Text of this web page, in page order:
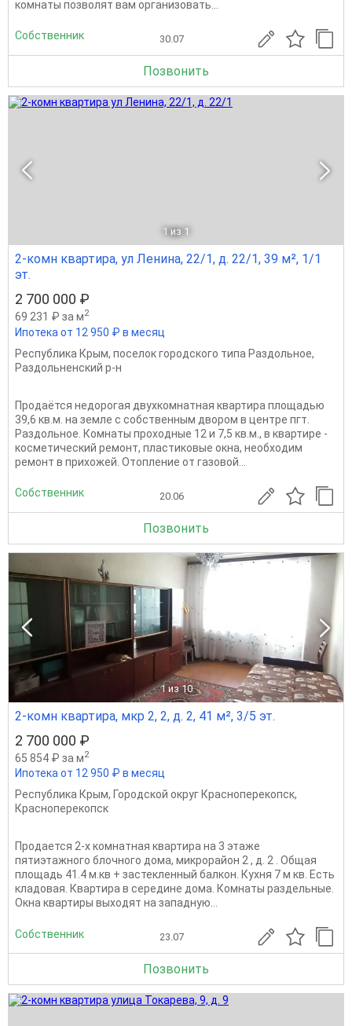
комнаты позволят вам организовать...
Собственник 30.07
Позвонить
1 из 1
2-комн квартира, ул Ленина, 22/1, д. 22/1, 39 м², 1/1
эт.
2 700 000 ₽
69 231 ₽ за м2
Ипотека от 12 950 ₽ в месяц
Республика Крым, поселок городского типа Раздольное,
Раздольненский р-н
Продаётся недорогая двухкомнатная квартира площадью
39,6 кв.м. на земле с собственным двором в центре пгт.
Раздольное. Комнаты проходные 12 и 7,5 кв.м., в квартире -
косметический ремонт, пластиковые окна, необходим
ремонт в прихожей. Отопление от газовой...
Собственник 20.06
Позвонить
1 из 10
2-комн квартира, мкр 2, 2, д. 2, 41 м², 3/5 эт.
2 700 000 ₽
65 854 ₽ за м2
Ипотека от 12 950 ₽ в месяц
Республика Крым, Городской округ Красноперекопск,
Красноперекопск
Продается 2-х комнатная квартира на 3 этаже
пятиэтажного блочного дома, микрорайон 2 , д. 2 . Общая
площадь 41.4 м.кв + застекленный балкон. Кухня 7 м кв. Есть
кладовая. Квартира в середине дома. Комнаты раздельные.
Окна квартиры выходят на западную...
Собственник 23.07
Позвонить